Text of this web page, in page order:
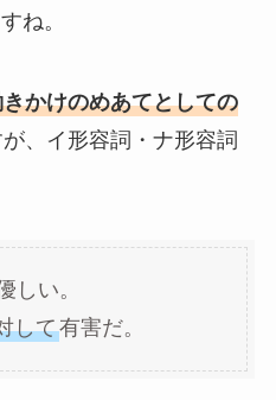
ね。
かけのめあてとしての
、イ形容詞・ナ形容詞
しい。
して有害だ。